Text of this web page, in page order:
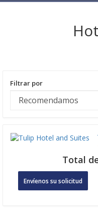
Filtrar por
Total
Envíenos su solicitud